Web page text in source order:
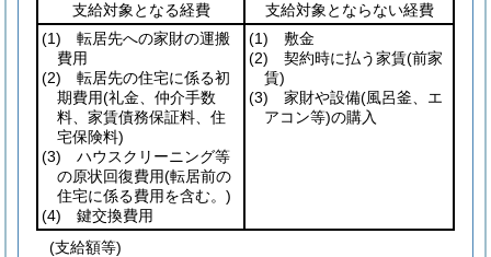
支給対象となる経費
支給対象とならない経費
(1) 転居先への家財の運搬
費用
(2) 転居先の住宅に係る初
期費用(礼金、仲介手数
料、家賃債務保証料、住
宅保険料)
(3) ハウスクリーニング等
の原状回復費用(転居前の
住宅に係る費用を含む。)
(4) 鍵交換費用
(1) 敷金
(2) 契約時に払う家賃(前家
賃)
(3) 家財や設備(風呂釜、エ
アコン等)の購入
(支給額等)